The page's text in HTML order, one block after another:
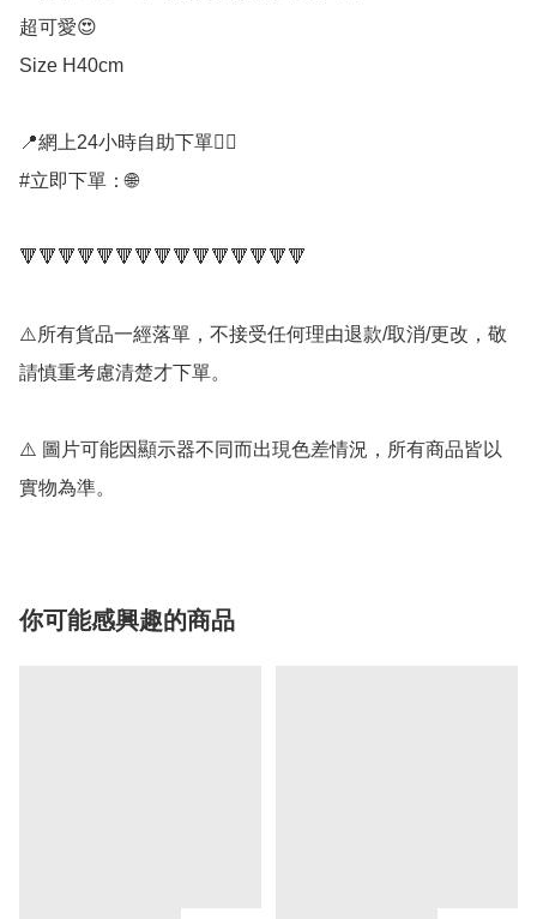
超可愛😍
Size H40cm
📍網上24小時自助下單👍🏻
#立即下單：🌐
🔻🔻🔻🔻🔻🔻🔻🔻🔻🔻🔻🔻🔻🔻🔻
⚠️所有貨品一經落單，不接受任何理由退款/取消/更改，敬
請慎重考慮清楚才下單。
⚠️ 圖片可能因顯示器不同而出現色差情況，所有商品皆以
實物為準。
你可能感興趣的商品